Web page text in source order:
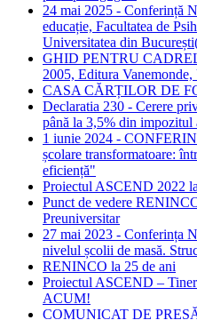
24 mai 2025 - Conferință
educație, Facultatea de
Universitatea din
GHID PENTRU
2005, Editura
CASA CĂRȚILOR DE
Declaratia 230 - Cerere
până la 3,5% din impozitul
1 iunie 2024 -
școlare transformatoare:
eficiență"
Proiectul ASCEND 2022
Punct de vedere
Preuniversitar
27 mai 2023 - Conferința
nivelul școlii de masă.
RENINCO la 25 de ani
Proiectul ASCEND –
ACUM!
COMUNICAT DE